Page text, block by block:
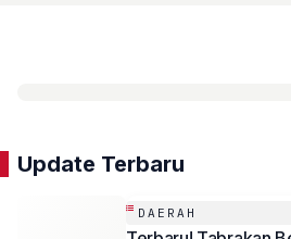
Update Terbaru
DAERAH